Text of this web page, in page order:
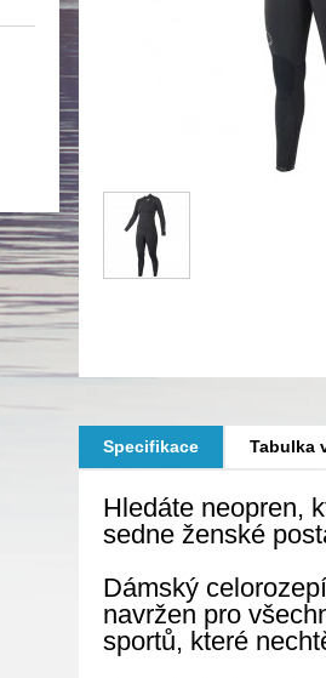
Specifikace Tabulka
Hledáte neopren,
sedne ženské
Dámský
navržen pro
sportů, které